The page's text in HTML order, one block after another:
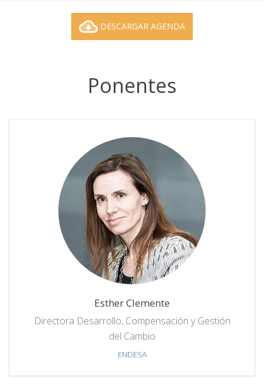
DESCARGAR AGENDA
Ponentes
Esther Clemente
Directora Desarrollo, Compensación y Gestión
del Cambio
ENDESA